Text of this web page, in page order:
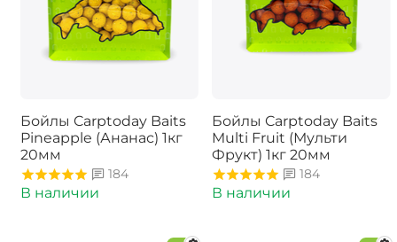
Бойлы Carptoday Baits
Pineapple (Ананас) 1кг
20мм
184
В наличии
Бойлы Carptoday Baits
Multi Fruit (Мульти
Фрукт) 1кг 20мм
184
В наличии